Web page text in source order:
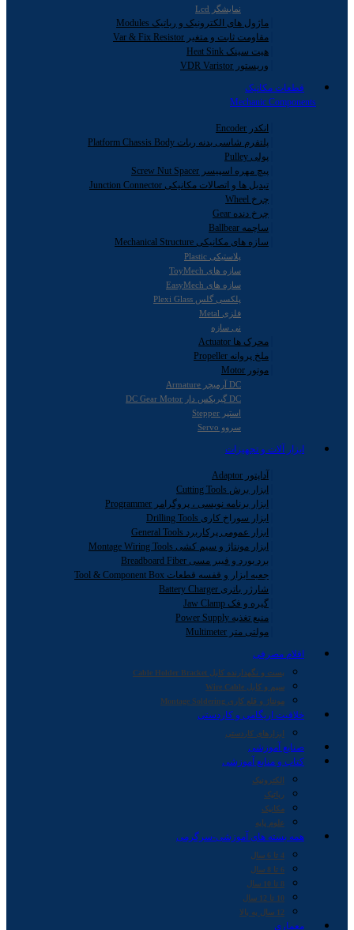
نمایشگر Lcd
ماژول های الکترونیک و رباتیک Modules
مقاومت ثابت و متغیر Var & Fix Resistor
هیت سینک Heat Sink
وریستور VDR Varistor
قطعات مکانیک
Mechanic Components
انکدر Encoder
پلتفرم شاسی بدنه ربات Platform Chassis Body
پولی Pulley
پیچ مهره اسپیسر Screw Nut Spacer
تبدیل ها و اتصالات مکانیکی Junction Connector
چرخ Wheel
چرخ دنده Gear
ساچمه Ballbear
سازه های مکانیکی Mechanical Structure
پلاستیکی Plastic
سازه های ToyMech
سازه های EasyMech
پلکسی گلس Plexi Glass
فلزی Metal
نی سازه
محرک ها Actuator
ملخ پروانه Propeller
موتور Motor
DC آرمیچر Armature
DC گیربکس دار DC Gear Motor
استپر Stepper
سروو Servo
ابزار آلات و تجهیزات
آداپتور Adaptor
ابزار برش Cutting Tools
ابزار برنامه نویسی ، پروگرامر Programmer
ابزار سوراخ کاری Drilling Tools
ابزار عمومی پرکاربرد General Tools
ابزار مونتاژ و سیم کشی Montage Wiring Tools
برد بورد و فیبر مسی Breadboard Fiber
جعبه ابزار و قفسه قطعات Tool & Component Box
شارژر باتری Battery Charger
گیره و فک Jaw Clamp
منبع تغذیه Power Supply
مولتی متر Multimeter
اقلام مصرفی
بست و نگهدارنده کابل Cable Holder Bracket
سیم و کابل Wire Cable
مونتاژ و قلع کاری Montage Soldering
خلاقیت اریگامی و کاردستی
ابزارهای کاردستی
صنایع آموزشی
کتاب و منابع آموزشی
الکترونیک
رباتیک
مکانیک
علوم پایه
همه بسته های آموزشی-سرگرمی
4 تا 6 سال
6 تا 8 سال
8 تا 10 سال
10 تا 12 سال
12 سال به بالا
معماری